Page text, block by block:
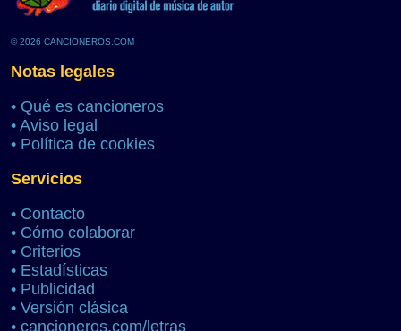
© 2026 CANCIONEROS.COM
Notas legales
• Qué es cancioneros
• Aviso legal
• Política de cookies
Servicios
• Contacto
• Cómo colaborar
• Criterios
• Estadísticas
• Publicidad
• Versión clásica
• cancioneros.com/letras